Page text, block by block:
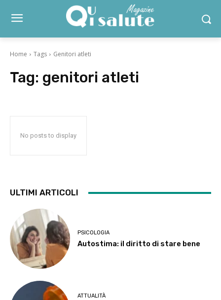
Home Tags Genitori atleti
Tag: genitori atleti
No posts to display
ULTIMI ARTICOLI
PSICOLOGIA
Autostima: il diritto di stare bene
ATTUALITÀ